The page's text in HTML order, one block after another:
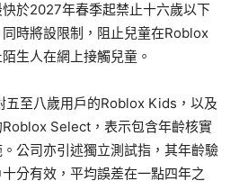
於2027年春季起禁止十六歲以下
時將設限制，阻止兒童在Roblox
生人在網上接觸兒童。
五至八歲用戶的Roblox Kids，以及
Select，表示包含年齡核實
公司亦引述獨立測試指，其年齡驗
分有效，平均誤差在一點四年之